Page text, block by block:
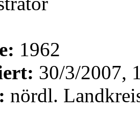
1962
30/3/2007,
nördl.